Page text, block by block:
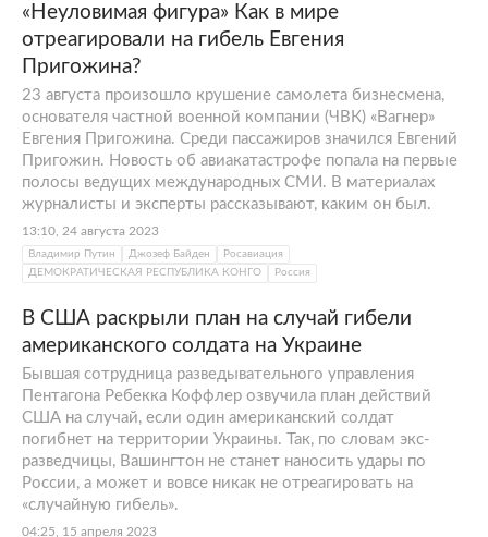
«Неуловимая фигура» Как в мире
отреагировали на гибель Евгения
Пригожина?
23 августа произошло крушение самолета бизнесмена,
основателя частной военной компании (ЧВК) «Вагнер»
Евгения Пригожина. Среди пассажиров значился Евгений
Пригожин. Новость об авиакатастрофе попала на первые
полосы ведущих международных СМИ. В материалах
журналисты и эксперты рассказывают, каким он был.
13:10, 24 августа 2023
Владимир Путин Джозеф Байден
Росавиация
ДЕМОКРАТИЧЕСКАЯ РЕСПУБЛИКА КОНГО
Россия
В США раскрыли план на случай гибели
американского солдата на Украине
Бывшая сотрудница разведывательного управления
Пентагона Ребекка Коффлер озвучила план действий
США на случай, если один американский солдат
погибнет на территории Украины. Так, по словам экс-
разведчицы, Вашингтон не станет наносить удары по
России, а может и вовсе никак не отреагировать на
«случайную гибель».
04:25, 15 апреля 2023